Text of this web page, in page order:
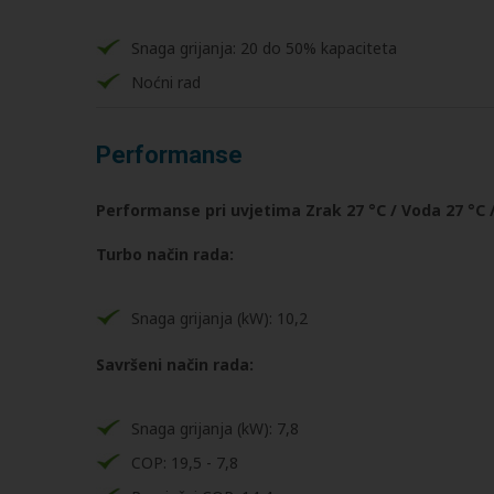
Snaga grijanja: 20 do 50% kapaciteta
Noćni rad
Performanse
Performanse pri uvjetima Zrak 27 °C / Voda 27 °C
Turbo način rada:
Snaga grijanja (kW): 10,2
Savršeni način rada:
Snaga grijanja (kW): 7,8
COP: 19,5 - 7,8